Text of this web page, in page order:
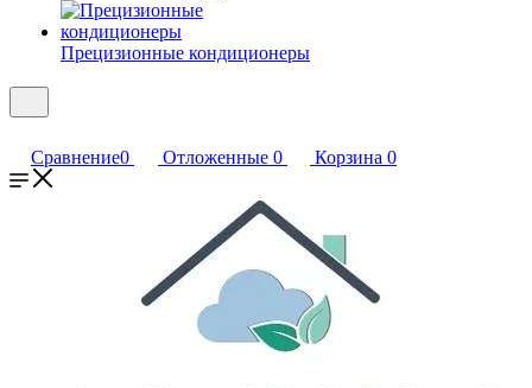
Прецизионные кондиционеры
Сравнение0 Отложенные 0 Корзина 0